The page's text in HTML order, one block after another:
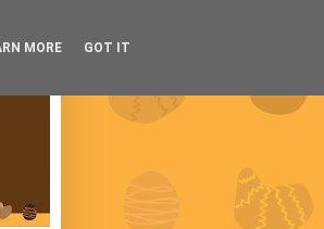
MORE GOT IT